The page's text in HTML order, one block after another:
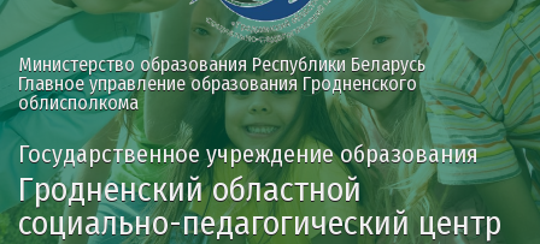
Министерство образования Республики Беларусь
Главное управление образования Гродненского
облисполкома
Государственное учреждение образования
Гродненский областной
социально-педагогический центр